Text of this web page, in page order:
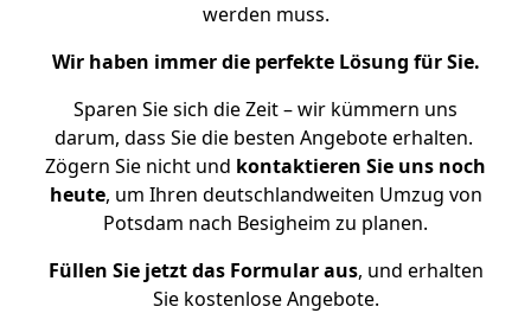
werden muss.
Wir haben immer die perfekte Lösung für Sie.
Sparen Sie sich die Zeit – wir kümmern uns
darum, dass Sie die besten Angebote erhalten.
Zögern Sie nicht und kontaktieren Sie uns noch
heute, um Ihren deutschlandweiten Umzug von
Potsdam nach Besigheim zu planen.
Füllen Sie jetzt das Formular aus, und erhalten
Sie kostenlose Angebote.